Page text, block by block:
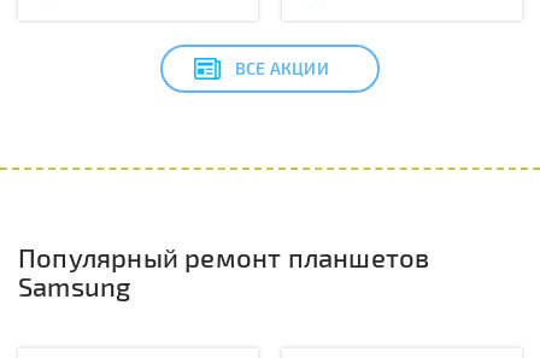
ВСЕ АКЦИИ
Популярный ремонт планшетов
Samsung